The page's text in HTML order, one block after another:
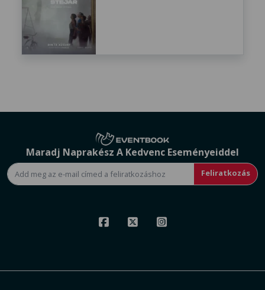
Maradj Naprakész A Kedvenc Eseményeiddel
Feliratkozás